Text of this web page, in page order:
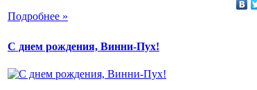
Подробнее »
С днем рождения, Винни-Пух!